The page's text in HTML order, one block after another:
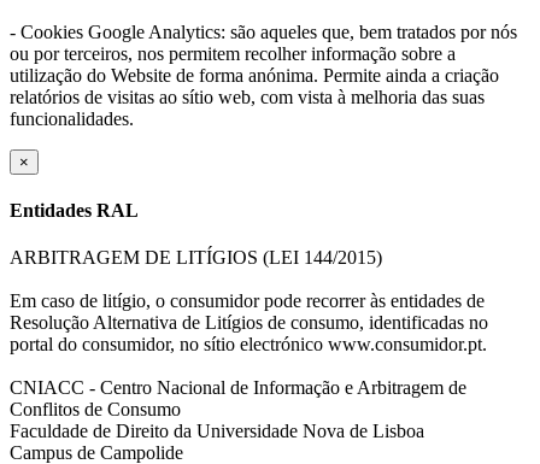
- Cookies Google Analytics: são aqueles que, bem tratados por nós
ou por terceiros, nos permitem recolher informação sobre a
utilização do Website de forma anónima. Permite ainda a criação
relatórios de visitas ao sítio web, com vista à melhoria das suas
funcionalidades.
×
Entidades RAL
ARBITRAGEM DE LITÍGIOS (LEI 144/2015)
Em caso de litígio, o consumidor pode recorrer às entidades de
Resolução Alternativa de Litígios de consumo, identificadas no
portal do consumidor, no sítio electrónico www.consumidor.pt.
CNIACC - Centro Nacional de Informação e Arbitragem de
Conflitos de Consumo
Faculdade de Direito da Universidade Nova de Lisboa
Campus de Campolide